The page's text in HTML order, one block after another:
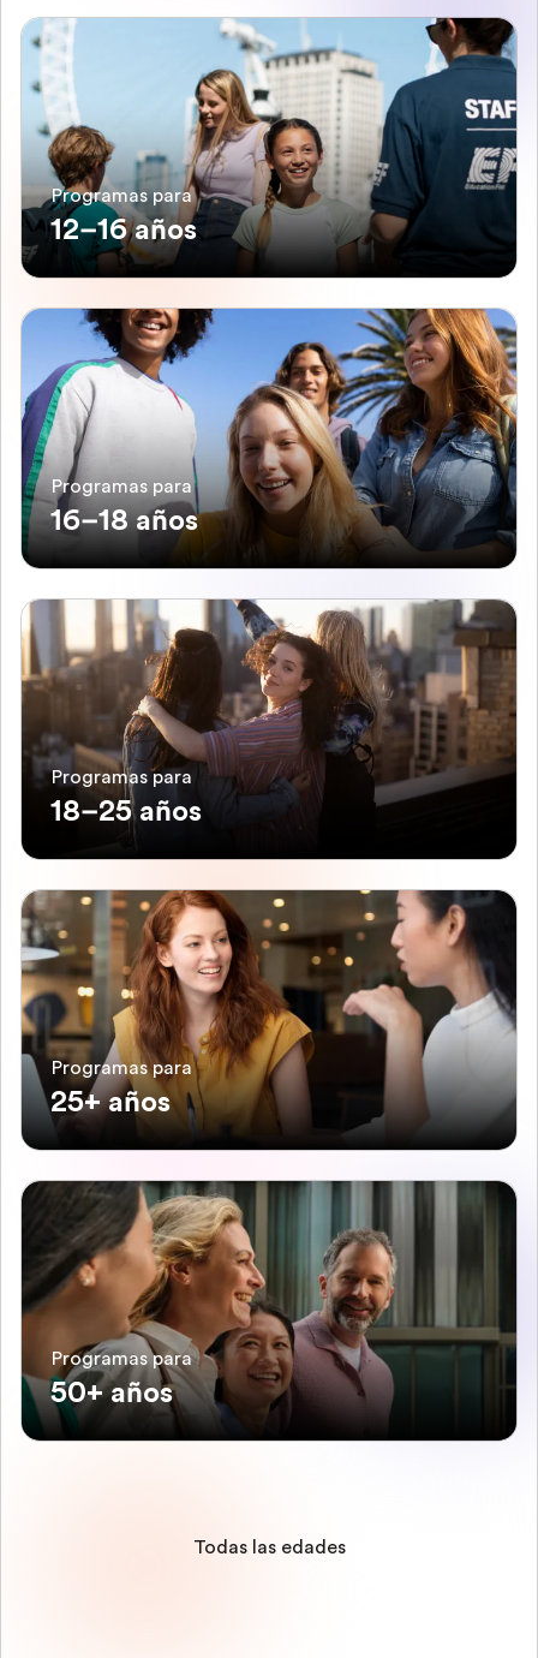
Programas para
12–16 años
Programas para
16–18 años
Programas para
18–25 años
Programas para
25+ años
Programas para
50+ años
Todas las edades